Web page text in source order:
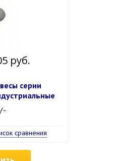
руб.
серии
сравнения